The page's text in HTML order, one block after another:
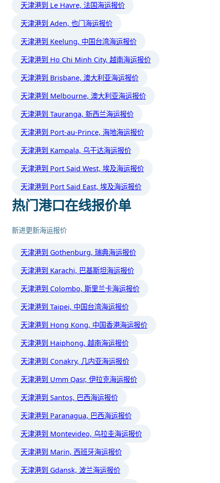
天津港到 Le Havre, 法国海运报价
天津港到 Aden, 也门海运报价
天津港到 Keelung, 中国台湾海运报价
天津港到 Ho Chi Minh City, 越南海运报价
天津港到 Brisbane, 澳大利亚海运报价
天津港到 Melbourne, 澳大利亚海运报价
天津港到 Tauranga, 新西兰海运报价
天津港到 Port-au-Prince, 海地海运报价
天津港到 Kampala, 乌干达海运报价
天津港到 Port Said West, 埃及海运报价
天津港到 Port Said East, 埃及海运报价
热门港口在线报价单
新进更新海运报价
天津港到 Gothenburg, 瑞典海运报价
天津港到 Karachi, 巴基斯坦海运报价
天津港到 Colombo, 斯里兰卡海运报价
天津港到 Taipei, 中国台湾海运报价
天津港到 Hong Kong, 中国香港海运报价
天津港到 Haiphong, 越南海运报价
天津港到 Conakry, 几内亚海运报价
天津港到 Umm Qasr, 伊拉克海运报价
天津港到 Santos, 巴西海运报价
天津港到 Paranagua, 巴西海运报价
天津港到 Montevideo, 乌拉圭海运报价
天津港到 Marin, 西班牙海运报价
天津港到 Gdansk, 波兰海运报价